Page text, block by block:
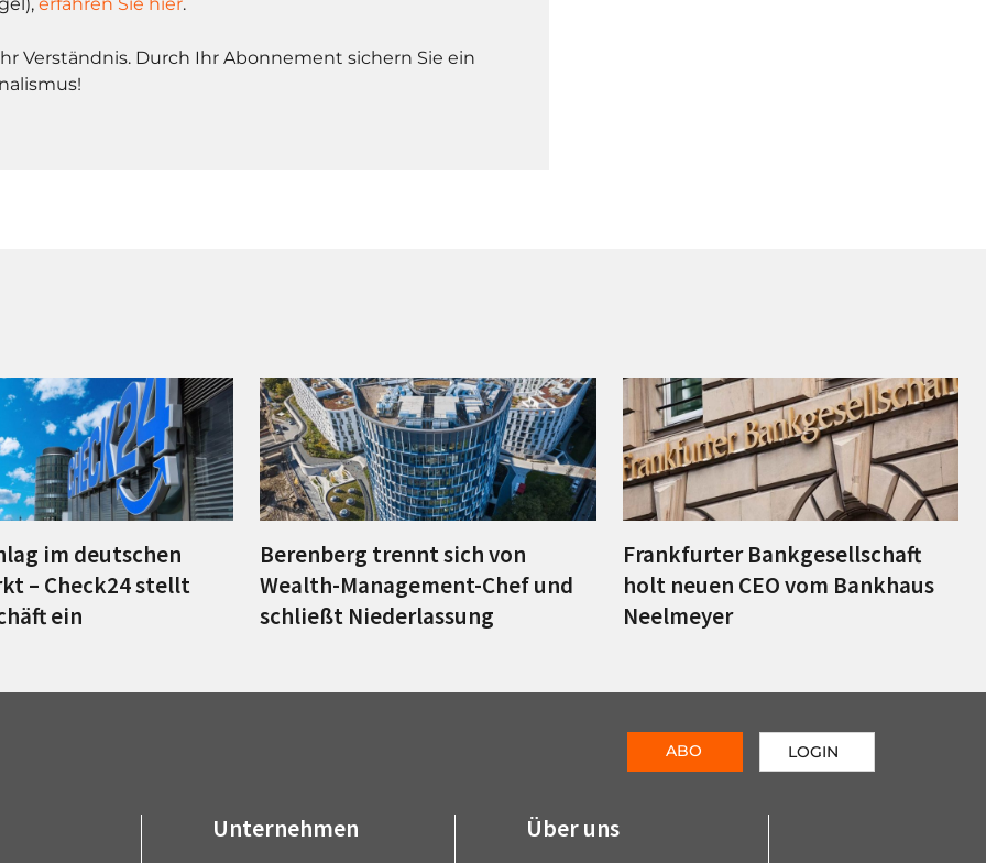
Verständnis. Durch Ihr Abonnement sichern Sie ein
im deutschen
– Check24 stellt
ein
Berenberg trennt sich von
Wealth-Management-Chef und
schließt Niederlassung
Frankfurter Bankgesellschaft
holt neuen CEO vom Bankhaus
Neelmeyer
Unternehmen Über uns
ABO LOGIN